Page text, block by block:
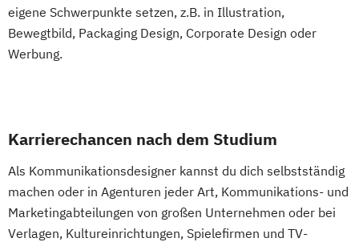
eigene Schwerpunkte setzen, z.B. in Illustration,
Bewegtbild, Packaging Design, Corporate Design oder
Werbung.
Karrierechancen nach dem Studium
Als Kommunikationsdesigner kannst du dich selbstständig
machen oder in Agenturen jeder Art, Kommunikations- und
Marketingabteilungen von großen Unternehmen oder bei
Verlagen, Kultureinrichtungen, Spielefirmen und TV-